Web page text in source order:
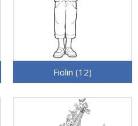
Fiolin (12)